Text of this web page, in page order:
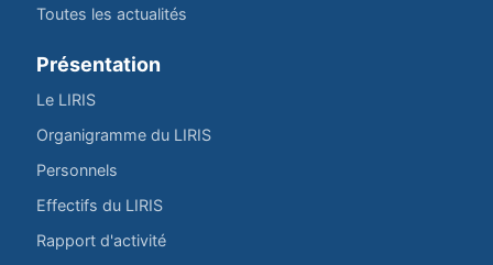
Toutes les actualités
Présentation
Le LIRIS
Organigramme du LIRIS
Personnels
Effectifs du LIRIS
Rapport d'activité